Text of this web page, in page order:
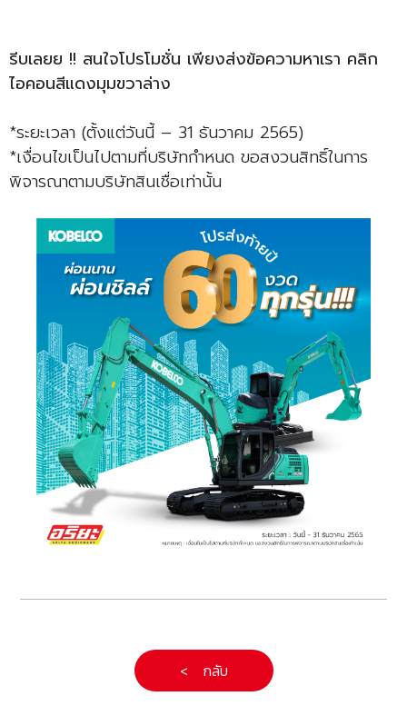
รีบเลยย !! สนใจโปรโมชั่น เพียงส่งข้อความหาเรา คลิก
ไอคอนสีแดงมุมขวาล่าง
*ระยะเวลา (ตั้งแต่วันนี้ – 31 ธันวาคม 2565)
*เงื่อนไขเป็นไปตามที่บริษัทกำหนด ขอสงวนสิทธิ์ในการ
พิจารณาตามบริษัทสินเชื่อเท่านั้น
< กลับ